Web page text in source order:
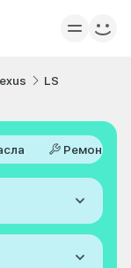
LS
Ремонт